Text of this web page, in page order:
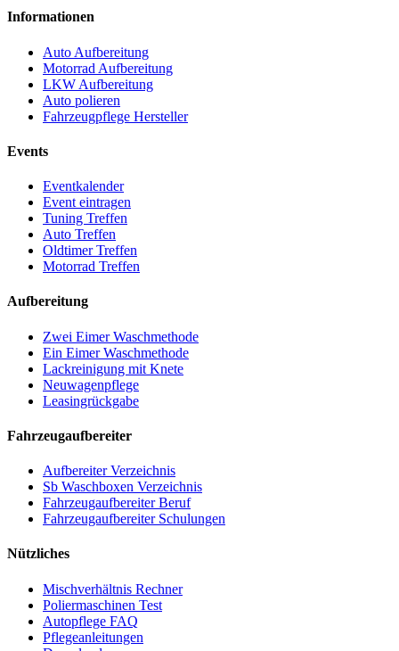
Informationen
Auto Aufbereitung
Motorrad Aufbereitung
LKW Aufbereitung
Auto polieren
Fahrzeugpflege Hersteller
Events
Eventkalender
Event eintragen
Tuning Treffen
Auto Treffen
Oldtimer Treffen
Motorrad Treffen
Aufbereitung
Zwei Eimer Waschmethode
Ein Eimer Waschmethode
Lackreinigung mit Knete
Neuwagenpflege
Leasingrückgabe
Fahrzeugaufbereiter
Aufbereiter Verzeichnis
Sb Waschboxen Verzeichnis
Fahrzeugaufbereiter Beruf
Fahrzeugaufbereiter Schulungen
Nützliches
Mischverhältnis Rechner
Poliermaschinen Test
Autopflege FAQ
Pflegeanleitungen